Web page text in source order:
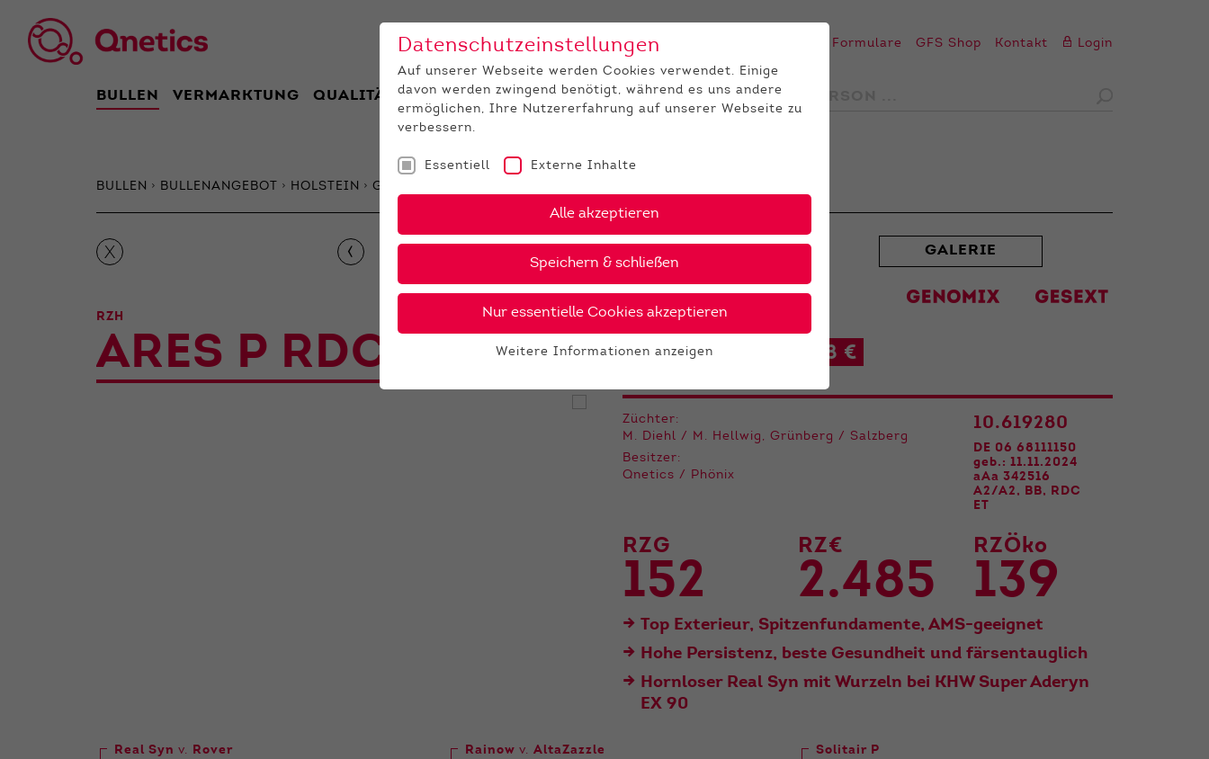
Formulare GFS Shop Kontakt Login
BULLEN VERMARKTUNG QUALITÄT JUNGZÜCHTER
BULLEN BULLENANGEBOT HOLSTEIN GenomiX
X ‹ › GALERIE
RZH
ARES P RDC 35 € 48 €
Züchter:
M. Diehl / M. Hellwig, Grünberg / Salzberg
Besitzer:
Qnetics / Phönix
10.619280
DE 06 68111150
geb.: 11.11.2024
aAa 342516
A2/A2, BB, RDC
ET
RZG
152
RZ€
2.485
RZÖko
139
Top Exterieur, Spitzenfundamente, AMS-geeignet
Hohe Persistenz, beste Gesundheit und färsentauglich
Hornloser Real Syn mit Wurzeln bei KHW Super Aderyn
EX 90
Real Syn v. Rover
Rainow v. AltaZazzle
Solitair P
Datenschutzeinstellungen
Auf unserer Webseite werden Cookies verwendet. Einige
davon werden zwingend benötigt, während es uns andere
ermöglichen, Ihre Nutzererfahrung auf unserer Webseite zu
verbessern.
Essentiell Externe Inhalte
Alle akzeptieren
Speichern & schließen
Nur essentielle Cookies akzeptieren
die Webseite einwandfrei funktioniert.
Cookie Einstellungen speichern
Cookie-Informationen anzeigen
Ihnen zusätzliche Informationen anzubieten.
Weitere Informationen anzeigen